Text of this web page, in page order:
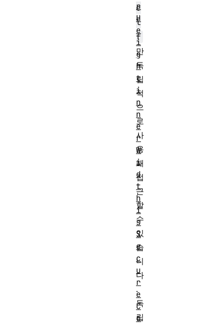
e
l
f
만
독
립
적
으
로
사
용
해
접
근
할
수
있
습
니
다
.
독
립
r
H
e
i
g
h
t
i
n
n
e
r
W
i
d
t
h
i
s
S
e
c
u
r
e
C
o